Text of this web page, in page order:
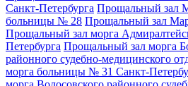
Санкт-Петербурга Прощальный зал
больницы № 28 Прощальный зал
Прощальный зал морга
Петербурга Прощальный зал морга
районного судебно-медицинского
морга больницы № 31 Санкт-